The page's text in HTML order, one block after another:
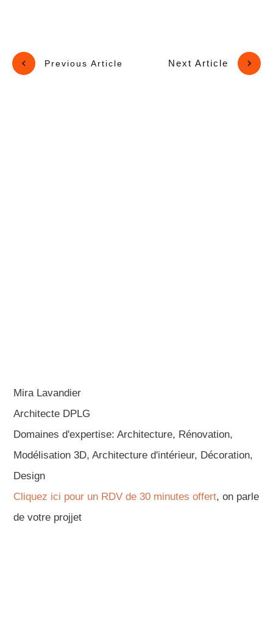
Previous Article Next Article
Mira Lavandier
Architecte DPLG
Domaines d'expertise: Architecture, Rénovation,
Modélisation 3D, Architecture d'intérieur, Décoration,
Design
Cliquez ici pour un RDV de 30 minutes offert, on parle
de votre projjet